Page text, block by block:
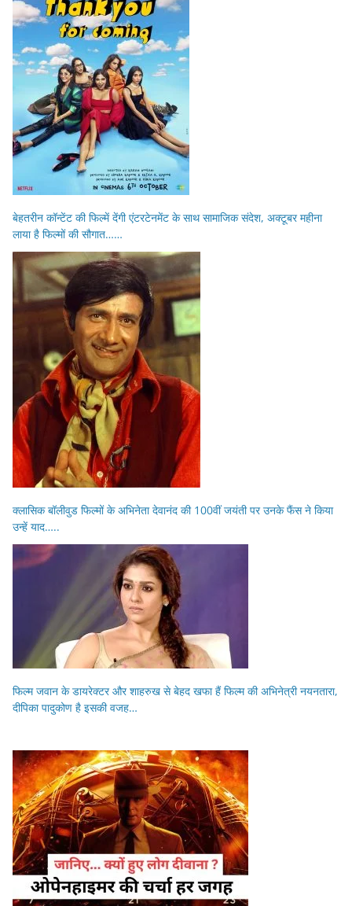
बेहतरीन कॉन्टेंट की फिल्में देंगी एंटरटेनमेंट के साथ सामाजिक संदेश, अक्टूबर महीना
लाया है फिल्मों की सौगात……
क्लासिक बॉलीवुड फिल्मों के अभिनेता देवानंद की 100वीं जयंती पर उनके फैंस ने किया
उन्हें याद…..
फिल्म जवान के डायरेक्टर और शाहरुख से बेहद खफा हैं फिल्म की अभिनेत्री नयनतारा,
दीपिका पादुकोण है इसकी वजह…